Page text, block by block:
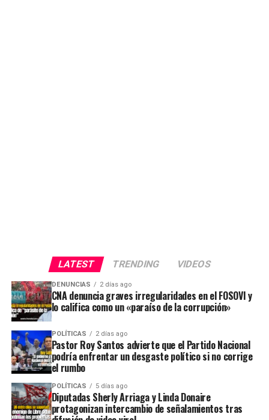
LATEST TRENDING VIDEOS
DENUNCIAS 2 días ago
CNA denuncia graves irregularidades en el FOSOVI y
lo califica como un «paraíso de la corrupción»
POLÍTICAS 2 días ago
Pastor Roy Santos advierte que el Partido Nacional
podría enfrentar un desgaste político si no corrige
el rumbo
POLÍTICAS 5 días ago
Diputadas Sherly Arriaga y Linda Donaire
protagonizan intercambio de señalamientos tras